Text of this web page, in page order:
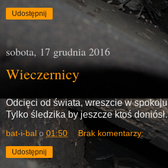
Udostępnij
sobota, 17 grudnia 2016
Wieczernicy
Odcięci od świata, wreszcie w
Tylko śledzika by jeszcze ktoś
bat-i-bal o 01:50 Brak komentarzy:
Udostępnij